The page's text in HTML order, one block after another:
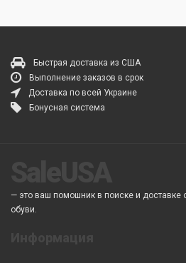
Быстрая доставка из США
Выполнение заказов в срок
Доставка по всей Украине
Бонусная система
— это ваш помошник в поиске и доставке
обуви.